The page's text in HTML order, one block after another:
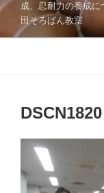
ッ
成、忍耐力の養成
田そろばん教室
DSCN1820